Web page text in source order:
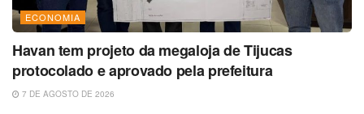
ECONOMIA
Havan tem projeto da megaloja de Tijucas
protocolado e aprovado pela prefeitura
7 DE AGOSTO DE 2026